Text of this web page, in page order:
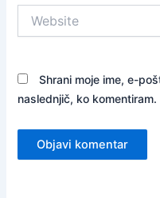
Shrani moje ime, e-
naslednjič, ko komentiram.